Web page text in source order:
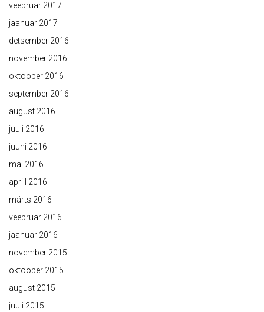
veebruar 2017
jaanuar 2017
detsember 2016
november 2016
oktoober 2016
september 2016
august 2016
juuli 2016
juuni 2016
mai 2016
aprill 2016
märts 2016
veebruar 2016
jaanuar 2016
november 2015
oktoober 2015
august 2015
juuli 2015